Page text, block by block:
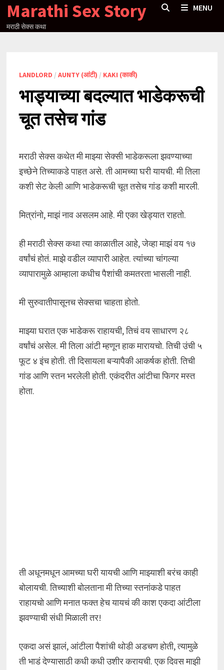
Skip
content
Marathi Sex Story
मराठी सेक्स कथा
MENU
LANDLORD / AUNTY (आंटी) / KAKI (काकी)
भाड्याच्या बदल्यात भाडेकरूची
चूत तसेच गांड
मराठी सेक्स कथेत मी माझ्या सेक्सी भाडेकरूला झवण्याच्या
इच्छेने तिच्याकडे पाहत असे. ती आमच्या घरी यायची. मी तिला
कशी सेट केली आणि भाडेकरूची चूत तसेच गांड कशी मारली.
मित्रांनो, माझं नाव असलम आहे. मी एका खेड्यात राहतो.
ही मराठी सेक्स कथा त्या काळातील आहे, जेव्हा माझं वय १७
वर्षांचं होतं. माझे वडील व्यापारी आहेत. त्यांच्या चांगल्या
व्यापारामुळे आम्हाला कधीच पैशांची कमतरता भासली नाही.
मी सुरुवातीपासूनच सेक्सचा चाहता होतो.
माझ्या घरात एक भाडेकरू राहायची, तिचं वय साधारण २८
वर्षांचं असेल. मी तिला आंटी म्हणून हाक मारायचो. तिची उंची ५
फूट ४ इंच होती. ती दिसायला बऱ्यापैकी आकर्षक होती. तिची
गांड आणि स्तन भरलेली होती. एकंदरीत आंटीचा फिगर मस्त
होता.
ती अधूनमधून आमच्या घरी यायची आणि माझ्याशी बरंच काही
बोलायची. तिच्याशी बोलताना मी तिच्या स्तनांकडे पाहत
राहायचो आणि मनात फक्त हेच यायचं की काश एकदा आंटीला
झवण्याची संधी मिळाली तर!
एकदा असं झालं, आंटीला पैशांची थोडी अडचण होती, त्यामुळे
ती भाडं देण्यासाठी कधी कधी उशीर करायची. एक दिवस माझी